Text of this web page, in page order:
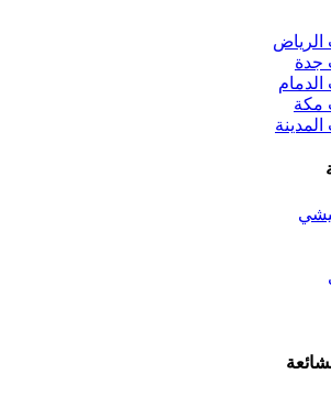
الرياض
جدة
مكة